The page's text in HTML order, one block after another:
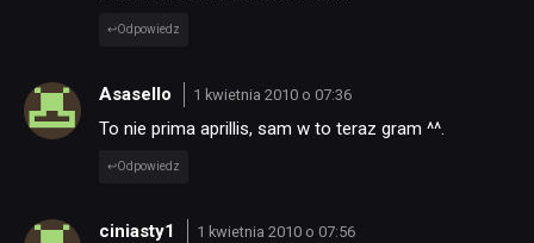
Odpowiedz
Asasello 1 kwietnia 2010 o 07:36
To nie prima aprillis, sam w to teraz gram ^^.
Odpowiedz
ciniasty1 1 kwietnia 2010 o 07:56